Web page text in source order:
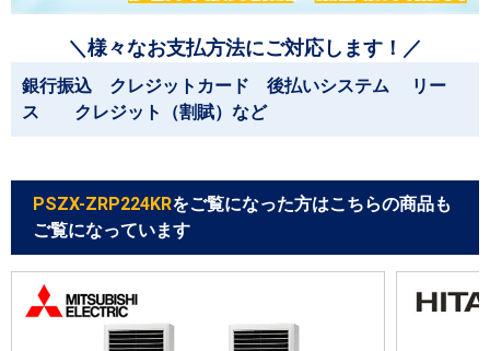
＼様々なお支払方法にご対応します！／
銀行振込 クレジットカード 後払いシステム リー
ス クレジット（割賦）など
PSZX-ZRP224KRをご覧になった方はこちらの商品も
ご覧になっています